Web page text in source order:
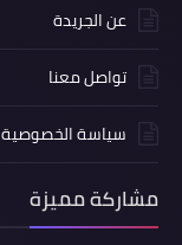
عن الجريدة
تواصل معنا
سياسة الخصوصية
مشاركة مميزة